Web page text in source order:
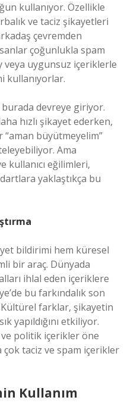
kullanıyor. Özellikle
ve taciz şikayetleri
çevremden
çoğunlukla spam
veya uygunsuz içeriklerle
kullanıyorlar.
devreye giriyor.
hızlı şikayet ederken,
“aman büyütmeyelim”
Ama
kullanıcı eğilimleri,
yaklaştıkça bu
bildirimi hem küresel
bir araç. Dünyada
ihlal eden içeriklere
bu farkındalık son
Kültürel farklar, şikayetin
yapıldığını etkiliyor.
politik içerikler öne
çok taciz ve spam içerikler
Kullanım